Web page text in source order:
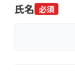
氏名 必須